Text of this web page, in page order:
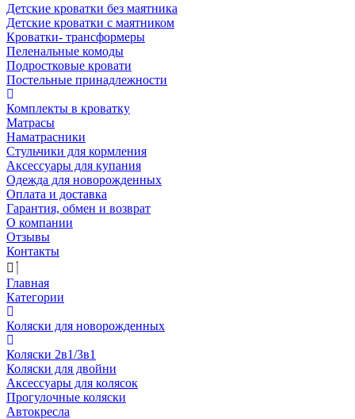
Детские кроватки без маятника
Детские кроватки с маятником
Кроватки- трансформеры
Пеленальные комоды
Подростковые кровати
Постельные принадлежности
Комплекты в кроватку
Матрасы
Наматрасники
Стульчики для кормления
Аксессуары для купания
Одежда для новорожденных
Оплата и доставка
Гарантия, обмен и возврат
О компании
Отзывы
Контакты
Главная
Категории
Коляски для новорожденных
Коляски 2в1/3в1
Коляски для двойни
Аксессуары для колясок
Прогулочные коляски
Автокресла